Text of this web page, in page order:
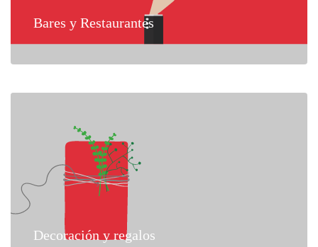
Bares y Restaurantes
Decoración y regalos